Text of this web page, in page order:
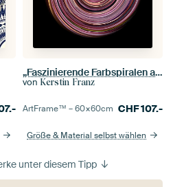
„Faszinierende Farbspiralen auf Schwarz 17 / Spirale / Farbstrudel
von Kerstin Franz
ArtFrame™ –60×60cm CHF107.-
Größe & Material selbst wählen
unter diesem Tipp